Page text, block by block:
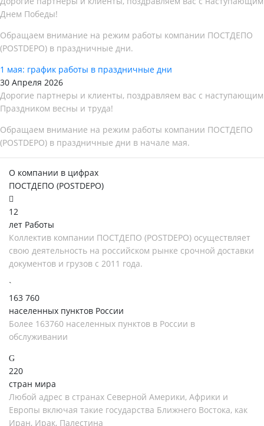
Днем Победы!
Обращаем внимание на режим работы компании ПОСТДЕПО
(POSTDEPO) в праздничные дни.
1 мая: график работы в праздничные дни
30 Апреля 2026
Дорогие партнеры и клиенты, поздравляем вас с наступающим
Праздником весны и труда!
Обращаем внимание на режим работы компании ПОСТДЕПО
(POSTDEPO) в праздничные дни в начале мая.
О компании в цифрах
ПОСТДЕПО (POSTDEPO)
12
лет Работы
Коллектив компании ПОСТДЕПО (POSTDEPO) осуществляет
свою деятельность на российском рынке срочной доставки
документов и грузов с 2011 года.
163 760
населенных пунктов России
Более 163760 населенных пунктов в России в
обслуживании
220
стран мира
Любой адрес в странах Северной Америки, Африки и
Европы включая такие государства Ближнего Востока, как
Иран, Ирак, Палестина